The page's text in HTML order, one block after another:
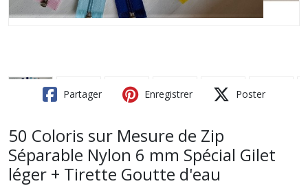
Partager Enregistrer Poster
50 Coloris sur Mesure de Zip
Séparable Nylon 6 mm Spécial Gilet
léger + Tirette Goutte d'eau